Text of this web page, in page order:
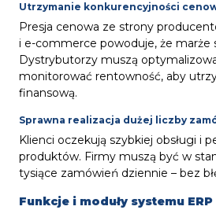
Utrzymanie konkurencyjności
Presja cenowa ze strony
i e-commerce powoduje, że marże
Dystrybutorzy muszą
monitorować rentowność, aby
finansową.
Sprawna realizacja dużej liczby
Klienci oczekują szybkiej obsługi i
produktów. Firmy muszą być w
tysiące zamówień dziennie – bez
Funkcje i moduły systemu